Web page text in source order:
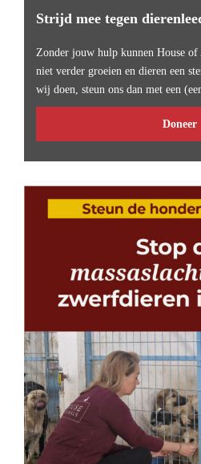
Strijd mee tegen
Zonder jouw hulp kunnen House
niet verder groeien en dieren een
wij doen, steun ons dan met een
Doneer